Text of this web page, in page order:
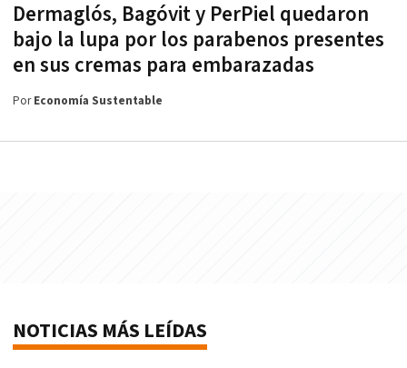
Dermaglós, Bagóvit y PerPiel quedaron
bajo la lupa por los parabenos presentes
en sus cremas para embarazadas
PorEconomía Sustentable
NOTICIAS MÁS LEÍDAS